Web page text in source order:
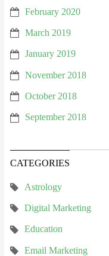
February 2020
March 2019
January 2019
November 2018
October 2018
September 2018
CATEGORIES
Astrology
Digital Marketing
Education
Email Marketing